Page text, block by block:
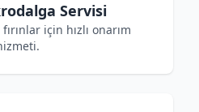
Servisi
için hızlı onarım